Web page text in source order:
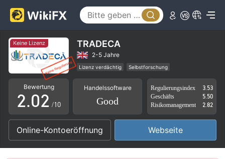
Keine Lizenz TRADECA
2-5 Jahre
Lizenz verdächtig
Selbstforschung
Geschäftsregion verdächtig
Hohes potenzielles Risiko
Bewertung
0
1
2
3
4
.0
1
2
0
1
2
3
4
/10
Handelssoftware
Good
Regulierungsindex
3.53
Geschäfts
5.50
Risikomanagement
2.82
Online-Kontoeröffnung Webseite